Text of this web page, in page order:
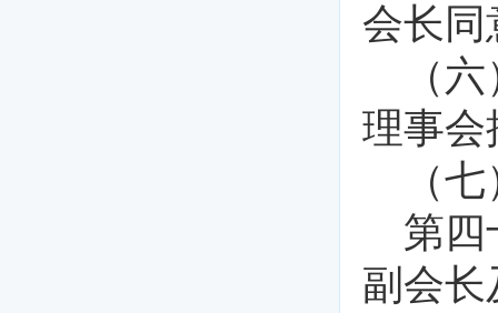
会长同
（
理事会
（
第四
副会长